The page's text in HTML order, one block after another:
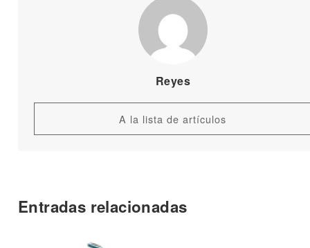
Reyes
A la lista de artículos
Entradas relacionadas